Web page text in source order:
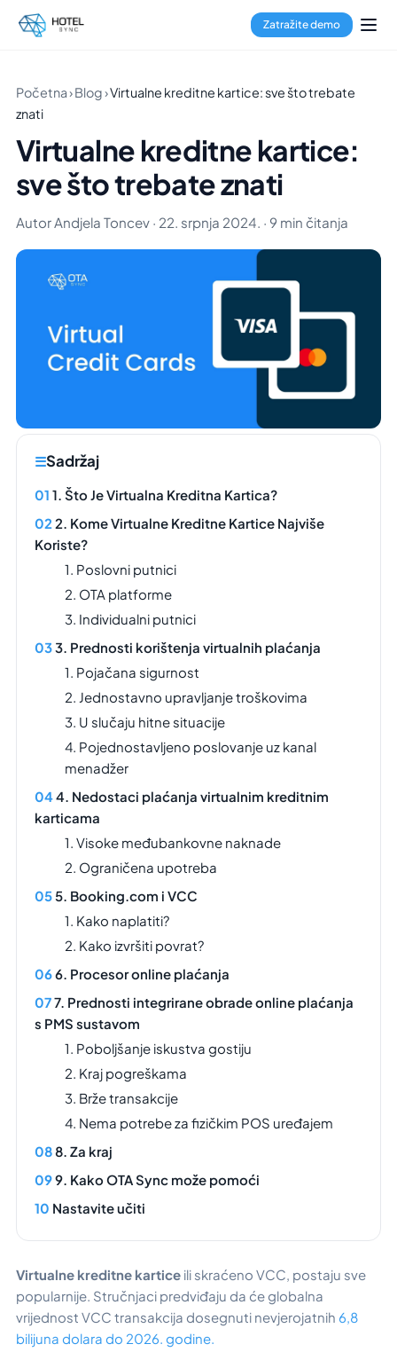
Zatražite demo
Početna›Blog›Virtualne kreditne kartice: sve što trebate
znati
Virtualne kreditne kartice:
sve što trebate znati
Autor Andjela Toncev · 22. srpnja 2024. · 9 min čitanja
Sadržaj
1. Što Je Virtualna Kreditna Kartica?
2. Kome Virtualne Kreditne Kartice Najviše
Koriste?
1. Poslovni putnici
2. OTA platforme
3. Individualni putnici
3. Prednosti korištenja virtualnih plaćanja
1. Pojačana sigurnost
2. Jednostavno upravljanje troškovima
3. U slučaju hitne situacije
4. Pojednostavljeno poslovanje uz kanal
menadžer
4. Nedostaci plaćanja virtualnim kreditnim
karticama
1. Visoke međubankovne naknade
2. Ograničena upotreba
5. Booking.com i VCC
1. Kako naplatiti?
2. Kako izvršiti povrat?
6. Procesor online plaćanja
7. Prednosti integrirane obrade online plaćanja
s PMS sustavom
1. Poboljšanje iskustva gostiju
2. Kraj pogreškama
3. Brže transakcije
4. Nema potrebe za fizičkim POS uređajem
8. Za kraj
9. Kako OTA Sync može pomoći
Nastavite učiti
Virtualne kreditne kartice ili skraćeno VCC, postaju sve
popularnije. Stručnjaci predviđaju da će globalna
vrijednost VCC transakcija dosegnuti nevjerojatnih 6,8
bilijuna dolara do 2026. godine.